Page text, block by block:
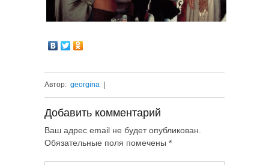
Автор: georgina
Добавить комментарий
Ваш адрес email не будет опубликован.
Обязательные поля помечены *